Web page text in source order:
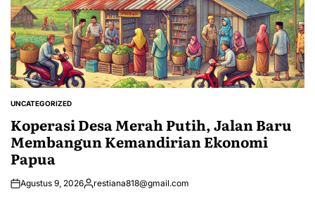
POSTED
UNCATEGORIZED
Koperasi Desa Merah Putih, Jalan Baru
Membangun Kemandirian Ekonomi
Papua
Agustus 9, 2026Posted
restiana818@gmail.com